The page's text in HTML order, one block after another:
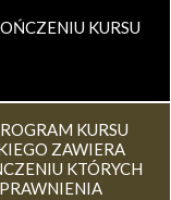
KURSU
KURSU
ZAWIERA
KTÓRYCH